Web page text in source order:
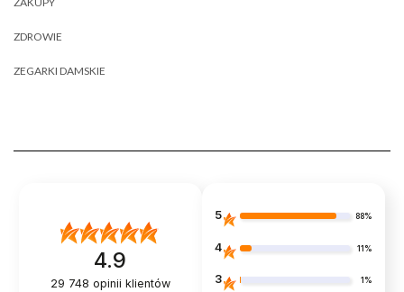
ZDROWIE
ZEGARKI DAMSKIE
4.9
29 748 opinii klientów
5 88%
4 11%
3 1%